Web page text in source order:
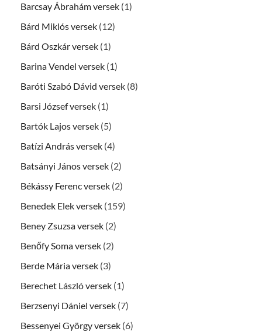
Barcsay Ábrahám versek (1)
Bárd Miklós versek (12)
Bárd Oszkár versek (1)
Barina Vendel versek (1)
Baróti Szabó Dávid versek (8)
Barsi József versek (1)
Bartók Lajos versek (5)
Batízi András versek (4)
Batsányi János versek (2)
Békássy Ferenc versek (2)
Benedek Elek versek (159)
Beney Zsuzsa versek (2)
Benőfy Soma versek (2)
Berde Mária versek (3)
Berechet László versek (1)
Berzsenyi Dániel versek (7)
Bessenyei György versek (6)